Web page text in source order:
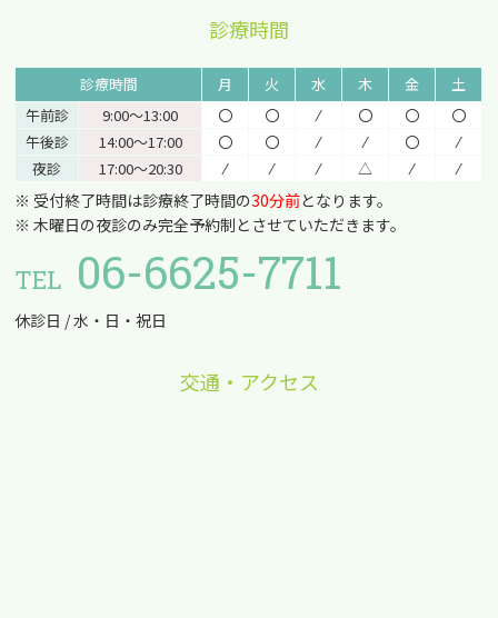
診療時間
診療時間 月 火 水 木 金
土
午前診
9:00〜13:00 〇 〇 ⁄ 〇 〇
〇
午後診
14:00〜17:00 〇 〇 ⁄ ⁄ 〇
⁄
夜診
17:00〜20:30 ⁄ ⁄ ⁄ △ ⁄ ⁄
※ 受付終了時間は診療終了時間の30分前となります。
※ 木曜日の夜診のみ完全予約制とさせていただきます。
TEL 06-6625-7711
休診日 / 水・日・祝日
交通・アクセス